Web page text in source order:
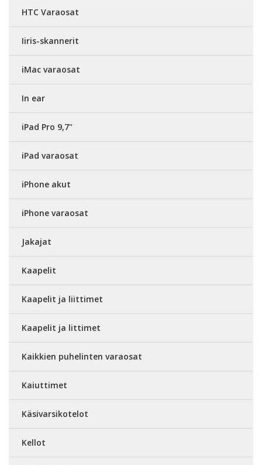
HTC Varaosat
Iiris-skannerit
iMac varaosat
In ear
iPad Pro 9,7"
iPad varaosat
iPhone akut
iPhone varaosat
Jakajat
Kaapelit
Kaapelit ja liittimet
Kaapelit ja littimet
Kaikkien puhelinten varaosat
Kaiuttimet
Käsivarsikotelot
Kellot